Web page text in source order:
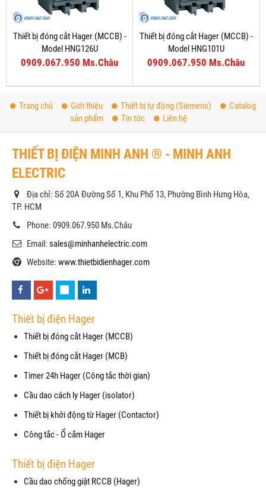
Thiết bị đóng cắt Hager (MCCB) -
Model HNG126U
0909.067.950 Ms.Châu
Thiết bị đóng cắt Hager (MCCB) -
Model HNG101U
0909.067.950 Ms.Châu
Trang chủ Giới thiệu Thiết bị tự động (Siemens)
Catalog
sản phẩm
Tin tức Liên hệ
THIẾT BỊ ĐIỆN MINH ANH ® - MINH ANH
ELECTRIC
Địa chỉ: Số 20A Đường Số 1, Khu Phố 13, Phường Bình Hưng Hòa,
TP. HCM
Phone: 0909.067.950 Ms.Châu
Email: sales@minhanhelectric.com
Website: www.thietbidienhager.com
Thiết bị điện Hager
Thiết bị đóng cắt Hager (MCCB)
Thiết bị đóng cắt Hager (MCB)
Timer 24h Hager (Công tắc thời gian)
Cầu dao cách ly Hager (isolator)
Thiết bị khởi động từ Hager (Contactor)
Công tắc - Ổ cắm Hager
Thiết bị điện Hager
Cầu dao chống giật RCCB (Hager)